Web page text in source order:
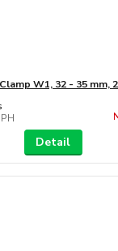
W1, 32 - 35 mm,
Detail